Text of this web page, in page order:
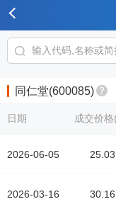
同仁堂(600085)
日期
2026-06-05
2026-03-16
成交价
25.03
30.16